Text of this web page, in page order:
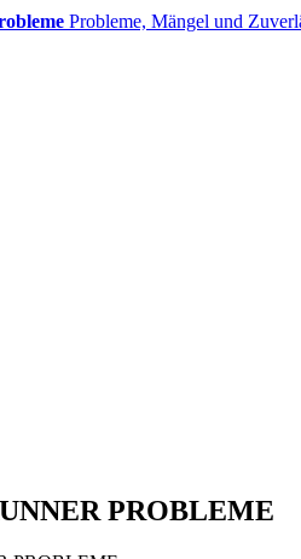
Probleme, Mängel und
PROBLEME